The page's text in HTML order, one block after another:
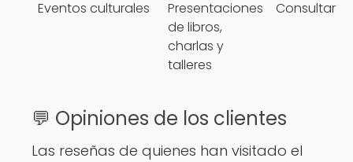
Eventos culturales
Presentaciones
de libros,
charlas y
talleres
Consultar
💬 Opiniones de los clientes
Las reseñas de quienes han visitado el